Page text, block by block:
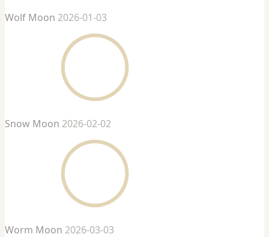
Wolf Moon 2026-01-03
Snow Moon 2026-02-02
Worm Moon 2026-03-03